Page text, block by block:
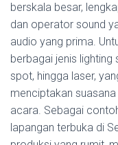
berskala besar,
dan operator sound
audio yang prima.
berbagai jenis lighting
spot, hingga laser,
menciptakan
acara. Sebagai
lapangan terbuka di